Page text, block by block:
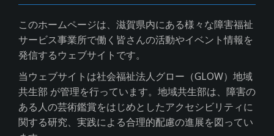
このホームページは、滋賀県内にある様々な障害福祉
サービス事業所で働く皆さんの活動やイベント情報を
発信するウェブサイトです。
当ウェブサイトは社会福祉法人グロー（GLOW）地域
共生部 が管理を行っています。地域共生部は、障害の
ある人の芸術鑑賞をはじめとしたアクセシビリティに
関する研究、実践による合理的配慮の進展を図ってい